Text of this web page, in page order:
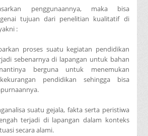
penggunaannya, maka bisa
tujuan dari penelitian kualitatif di
:
proses suatu kegiatan pendidikan
sebenarnya di lapangan untuk bahan
berguna untuk menemukan
pendidikan sehingga bisa
suatu gejala, fakta serta peristiwa
terjadi di lapangan dalam konteks
secara alami.